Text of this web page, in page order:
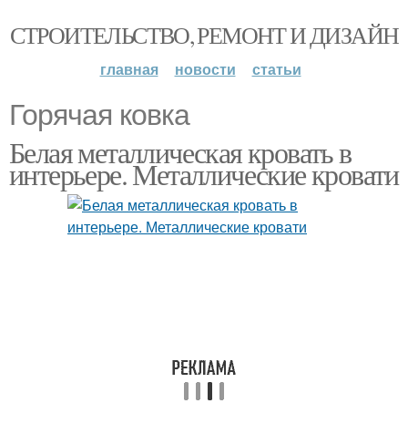
СТРОИТЕЛЬСТВО, РЕМОНТ И ДИЗАЙН
главная новости статьи
Горячая ковка
Белая металлическая кровать в
интерьере. Металлические кровати